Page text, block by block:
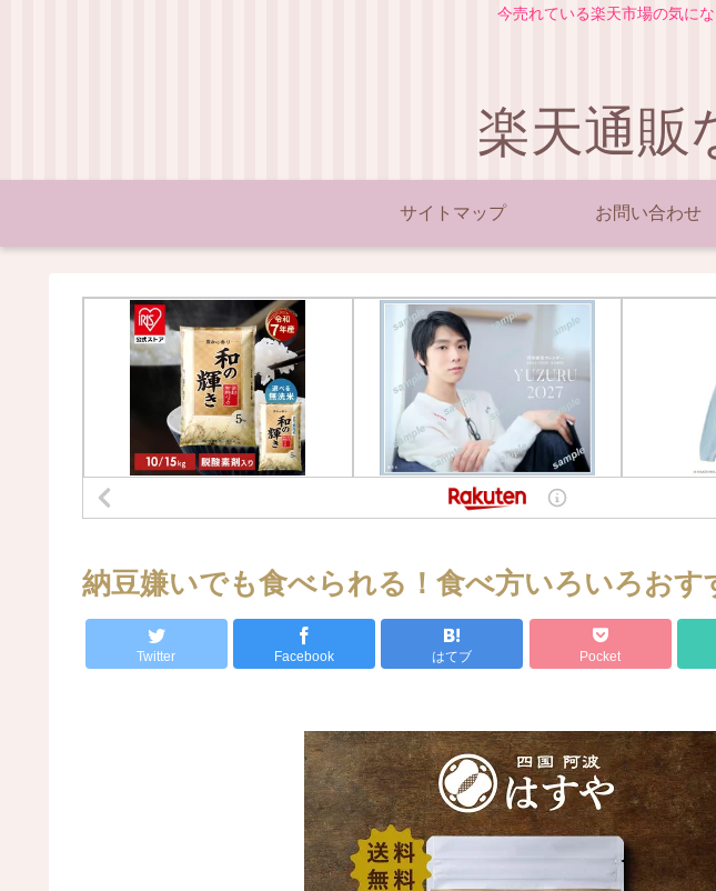
今売れている楽天市場の気に
楽天通販
サイトマップ お問い合わせ
納豆嫌いでも食べられる！食べ方いろいろおす
Twitter Facebook はてブ Pocket